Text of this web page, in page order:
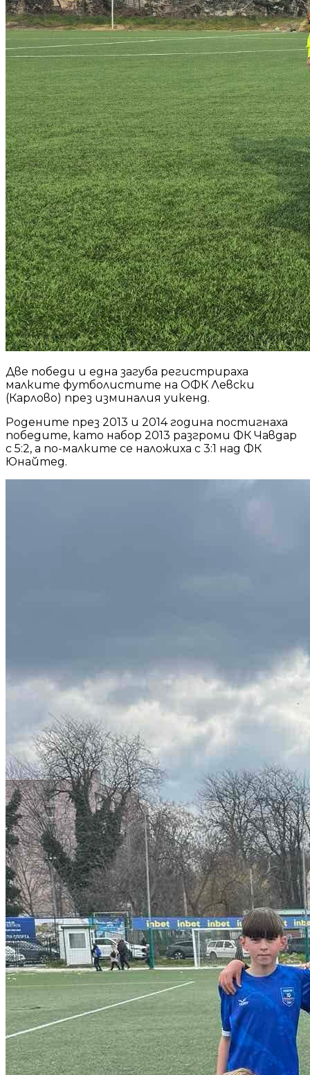
Две победи и една загуба регистрираха
малките футболистите на ОФК Левски
(Карлово) през изминалия уикенд.
Родените през 2013 и 2014 година постигнаха
победите, като набор 2013 разгроми ФК Чавдар
с 5:2, а по-малките се наложиха с 3:1 над ФК
Юнайтед.